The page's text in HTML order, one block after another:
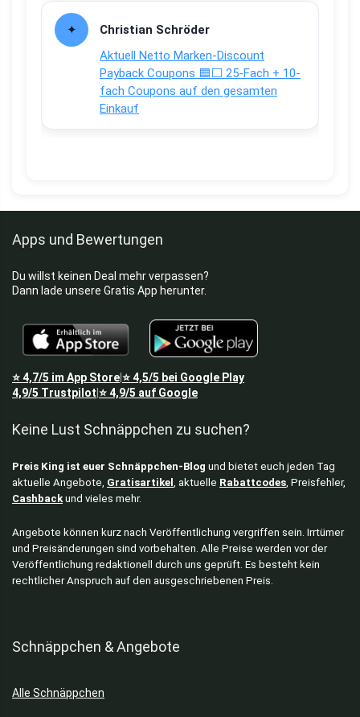
Christian Schröder
Aktuell Netto Marken-Discount
Payback Coupons 🟦⬜ 25-Fach + 10-
fach Coupons auf den gesamten
Einkauf
Apps und Bewertungen
Du willst keinen Deal mehr verpassen?
Dann lade unsere Gratis App herunter.
⭐4,7/5 im App Store⭐4,5/5 bei Google Play
4,9/5 Trustpilot ⭐4,9/5 auf Google
Keine Lust Schnäppchen zu suchen?
Preis King ist euer Schnäppchen-Blog und bietet euch jeden Tag
aktuelle Angebote, Gratisartikel , aktuelle Rabattcodes , Preisfehler,
Cashback und vieles mehr.
Angebote können kurz nach Veröffentlichung vergriffen sein. Irrtümer
und Preisänderungen sind vorbehalten. Alle Preise werden vor der
Veröffentlichung redaktionell durch uns geprüft. Es besteht kein
rechtlicher Anspruch auf den ausgeschriebenen Preis.
Schnäppchen & Angebote
Alle Schnäppchen